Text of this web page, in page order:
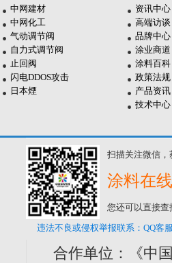
中网建材
中网化工
气动调节阀
自力式调节阀
止回阀
闪电DDOS攻击
日本煙
资讯中心
高端访谈
品牌中心
涂业商道
涂料百科
政策法规
产品资讯
技术中心
扫描关注微信
涂料在线
您还可以直接查
违法不良或侵权举报联系：QQ客
合作单位：《中